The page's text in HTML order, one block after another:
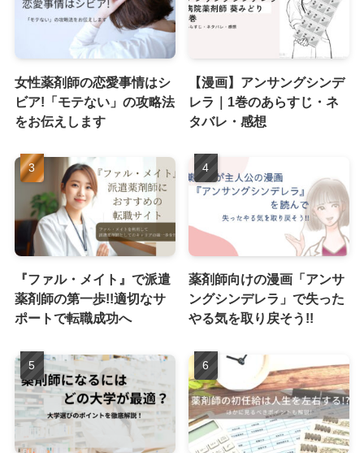
女性薬剤師の恋愛事情はシ
ビア!「モテない」の攻略法
をお伝えします
【漫画】アンサングシンデ
レラ｜1巻のあらすじ・ネ
タバレ・感想
『ファル・メイト』で派遣
薬剤師の第一歩!!適切なサ
ポートで転職成功へ
薬剤師向けの漫画「アンサ
ングシンデレラ」で失った
やる気を取り戻そう!!